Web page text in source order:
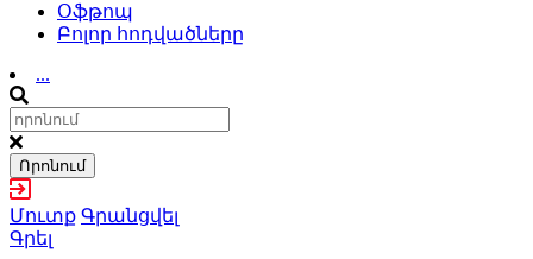
Օֆթոպ
Բոլոր հոդվածները
...
Որոնում
Մուտք Գրանցվել
Գրել